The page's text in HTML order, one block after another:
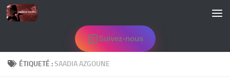
Skip to content
Suivez-nous
ÉTIQUETÉ :SAADIA AZGOUNE